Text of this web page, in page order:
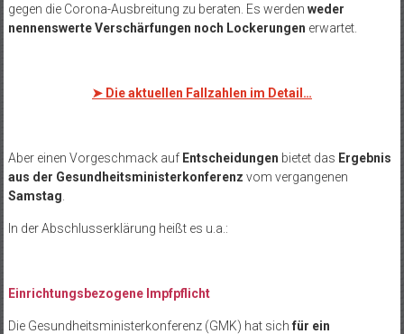
gegen die Corona-Ausbreitung zu beraten. Es werden weder
nennenswerte Verschärfungen noch Lockerungen erwartet.
➤ Die aktuellen Fallzahlen im Detail…
Aber einen Vorgeschmack auf Entscheidungen bietet das Ergebnis
aus der Gesundheitsministerkonferenz vom vergangenen
Samstag
In der Abschlusserklärung heißt es u.a.:
Einrichtungsbezogene Impfpflicht
Die Gesundheitsministerkonferenz (GMK) hat sich für ein